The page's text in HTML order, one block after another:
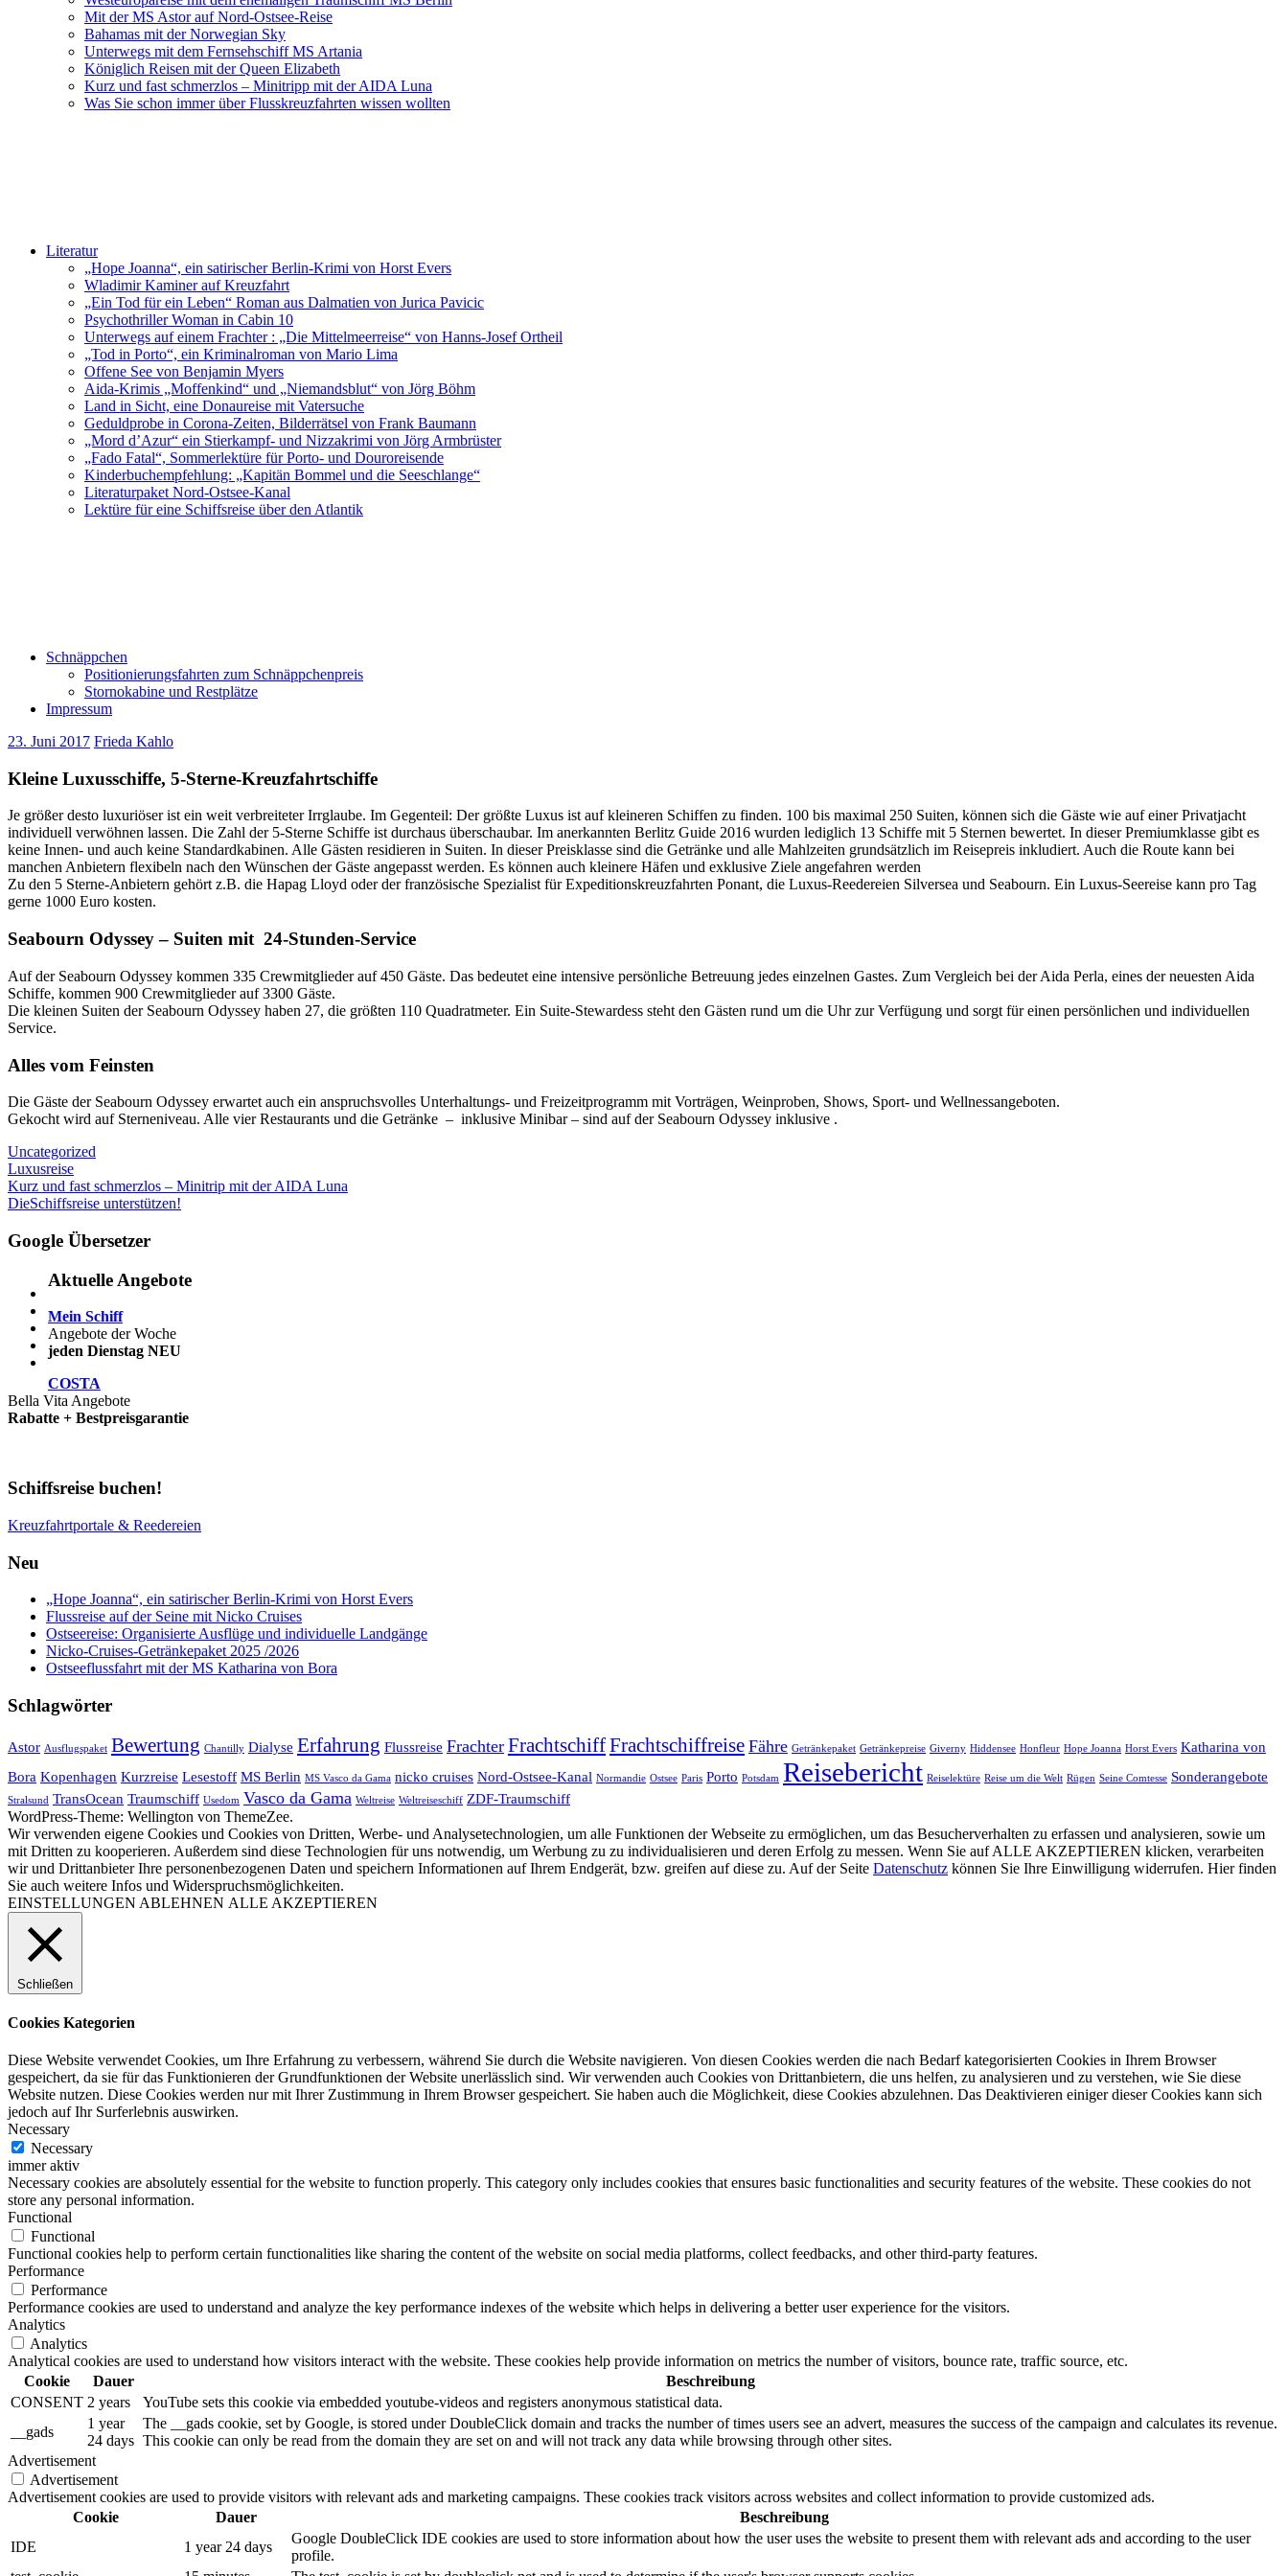
Mit der MS Astor auf Nord-Ostsee-Reise
Bahamas mit der Norwegian Sky
Unterwegs mit dem Fernsehschiff MS Artania
Königlich Reisen mit der Queen Elizabeth
Kurz und fast schmerzlos – Minitripp mit der AIDA Luna
Was Sie schon immer über Flusskreuzfahrten wissen wollten
Literatur
„Hope Joanna“, ein satirischer Berlin-Krimi von Horst Evers
Wladimir Kaminer auf Kreuzfahrt
„Ein Tod für ein Leben“ Roman aus Dalmatien von Jurica Pavicic
Psychothriller Woman in Cabin 10
Unterwegs auf einem Frachter : „Die Mittelmeerreise“ von Hanns-Josef Ortheil
„Tod in Porto“, ein Kriminalroman von Mario Lima
Offene See von Benjamin Myers
Aida-Krimis „Moffenkind“ und „Niemandsblut“ von Jörg Böhm
Land in Sicht, eine Donaureise mit Vatersuche
Geduldprobe in Corona-Zeiten, Bilderrätsel von Frank Baumann
„Mord d’Azur“ ein Stierkampf- und Nizzakrimi von Jörg Armbrüster
„Fado Fatal“, Sommerlektüre für Porto- und Douroreisende
Kinderbuchempfehlung: „Kapitän Bommel und die Seeschlange“
Literaturpaket Nord-Ostsee-Kanal
Lektüre für eine Schiffsreise über den Atlantik
Schnäppchen
Positionierungsfahrten zum Schnäppchenpreis
Stornokabine und Restplätze
Impressum
23. Juni 2017 Frieda Kahlo
Kleine Luxusschiffe, 5-Sterne-Kreuzfahrtschiffe
Je größer desto luxuriöser ist ein weit verbreiteter Irrglaube. Im Gegenteil: Der größte Luxus ist auf kleineren Schiffen zu finden. 100 bis maximal 250 Suiten, können sich die Gäste wie auf einer Privatjacht
individuell verwöhnen lassen. Die Zahl der 5-Sterne Schiffe ist durchaus überschaubar. Im anerkannten Berlitz Guide 2016 wurden lediglich 13 Schiffe mit 5 Sternen bewertet. In dieser Premiumklasse gibt es
keine Innen- und auch keine Standardkabinen. Alle Gästen residieren in Suiten. In dieser Preisklasse sind die Getränke und alle Mahlzeiten grundsätzlich im Reisepreis inkludiert. Auch die Route kann bei
manchen Anbietern flexibeln nach den Wünschen der Gäste angepasst werden. Es können auch kleinere Häfen und exklusive Ziele angefahren werden
Zu den 5 Sterne-Anbietern gehört z.B. die Hapag Lloyd oder der französische Spezialist für Expeditionskreuzfahrten Ponant, die Luxus-Reedereien Silversea und Seabourn. Ein Luxus-Seereise kann pro Tag
gerne 1000 Euro kosten.
Seabourn Odyssey – Suiten mit 24-Stunden-Service
Auf der Seabourn Odyssey kommen 335 Crewmitglieder auf 450 Gäste. Das bedeutet eine intensive persönliche Betreuung jedes einzelnen Gastes. Zum Vergleich bei der Aida Perla, eines der neuesten Aida
Schiffe, kommen 900 Crewmitglieder auf 3300 Gäste.
Die kleinen Suiten der Seabourn Odyssey haben 27, die größten 110 Quadratmeter. Ein Suite-Stewardess steht den Gästen rund um die Uhr zur Verfügung und sorgt für einen persönlichen und individuellen
Service.
Alles vom Feinsten
Die Gäste der Seabourn Odyssey erwartet auch ein anspruchsvolles Unterhaltungs- und Freizeitprogramm mit Vorträgen, Weinproben, Shows, Sport- und Wellnessangeboten.
Gekocht wird auf Sterneniveau. Alle vier Restaurants und die Getränke – inklusive Minibar – sind auf der Seabourn Odyssey inklusive .
Uncategorized
Luxusreise
Beitragsnavigation
Vorheriger
Beitrag:
Kurz und fast schmerzlos – Minitrip mit der AIDA Luna
Nächster
DieSchiffsreise unterstützen!
Google Übersetzer
Aktuelle Angebote
Mein Schiff
Angebote der Woche
jeden Dienstag NEU
COSTA
Bella Vita Angebote
Rabatte + Bestpreisgarantie
Schiffsreise buchen!
Kreuzfahrtportale & Reedereien
Neu
„Hope Joanna“, ein satirischer Berlin-Krimi von Horst Evers
Flussreise auf der Seine mit Nicko Cruises
Ostseereise: Organisierte Ausflüge und individuelle Landgänge
Nicko-Cruises-Getränkepaket 2025 /2026
Ostseeflussfahrt mit der MS Katharina von Bora
Schlagwörter
Astor Ausflugspaket Bewertung Chantilly Dialyse Erfahrung Flussreise Frachter FrachtschiffFrachtschiffreise Fähre Getränkepaket Getränkepreise Giverny Hiddensee Honfleur Hope Joanna Horst Evers Katharina von
Bora Kopenhagen Kurzreise Lesestoff MS Berlin MS Vasco da Gama nicko cruises Nord-Ostsee-Kanal Normandie Ostsee Paris Porto Potsdam Reisebericht Reiselektüre Reise um die Welt Rügen Seine Comtesse Sonderangebote
Stralsund TransOcean Traumschiff Usedom Vasco da Gama Weltreise Weltreiseschiff ZDF-Traumschiff
WordPress-Theme: Wellington von ThemeZee.
Wir verwenden eigene Cookies und Cookies von Dritten, Werbe- und Analysetechnologien, um alle Funktionen der Webseite zu ermöglichen, um das Besucherverhalten zu erfassen und analysieren, sowie um
mit Dritten zu kooperieren. Außerdem sind diese Technologien für uns notwendig, um Werbung zu zu individualisieren und deren Erfolg zu messen. Wenn Sie auf ALLE AKZEPTIEREN klicken, verarbeiten
wir und Drittanbieter Ihre personenbezogenen Daten und speichern Informationen auf Ihrem Endgerät, bzw. greifen auf diese zu. Auf der Seite Datenschutz können Sie Ihre Einwilligung widerrufen. Hier finden
Sie auch weitere Infos und Widerspruchsmöglichkeiten.
EINSTELLUNGEN ABLEHNEN ALLE AKZEPTIEREN
Schließen
Cookies Kategorien
Diese Website verwendet Cookies, um Ihre Erfahrung zu verbessern, während Sie durch die Website navigieren. Von diesen Cookies werden die nach Bedarf kategorisierten Cookies in Ihrem Browser
gespeichert, da sie für das Funktionieren der Grundfunktionen der Website unerlässlich sind. Wir verwenden auch Cookies von Drittanbietern, die uns helfen, zu analysieren und zu verstehen, wie Sie diese
Website nutzen. Diese Cookies werden nur mit Ihrer Zustimmung in Ihrem Browser gespeichert. Sie haben auch die Möglichkeit, diese Cookies abzulehnen. Das Deaktivieren einiger dieser Cookies kann sich
jedoch auf Ihr Surferlebnis auswirken.
Necessary
Necessary
immer aktiv
Necessary cookies are absolutely essential for the website to function properly. This category only includes cookies that ensures basic functionalities and security features of the website. These cookies do not
store any personal information.
Functional
Functional
Functional cookies help to perform certain functionalities like sharing the content of the website on social media platforms, collect feedbacks, and other third-party features.
Performance
Performance
Performance cookies are used to understand and analyze the key performance indexes of the website which helps in delivering a better user experience for the visitors.
Analytics
Analytics
Analytical cookies are used to understand how visitors interact with the website. These cookies help provide information on metrics the number of visitors, bounce rate, traffic source, etc.
Cookie
Dauer
Beschreibung
CONSENT 2 years
YouTube sets this cookie via embedded youtube-videos and registers anonymous statistical data.
__gads
1 year
24 days
The __gads cookie, set by Google, is stored under DoubleClick domain and tracks the number of times users see an advert, measures the success of the campaign and calculates its revenue.
This cookie can only be read from the domain they are set on and will not track any data while browsing through other sites.
Advertisement
Advertisement
Advertisement cookies are used to provide visitors with relevant ads and marketing campaigns. These cookies track visitors across websites and collect information to provide customized ads.
Cookie
Dauer
Beschreibung
IDE
1 year 24 days
Google DoubleClick IDE cookies are used to store information about how the user uses the website to present them with relevant ads and according to the user
profile.